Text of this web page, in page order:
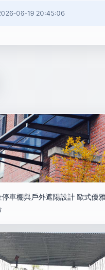
06-19 20:45:06
車棚與戶外遮陽設計 歐式優